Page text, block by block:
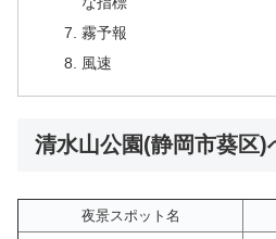
霧予報
風速
清水山公園(静岡市葵区)
夜景スポット名